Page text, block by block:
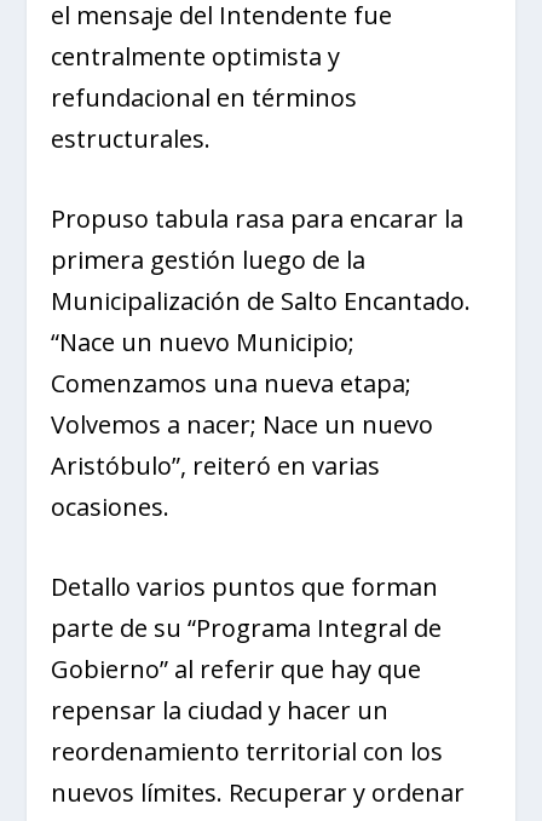
el mensaje del Intendente fue
centralmente optimista y
refundacional en términos
estructurales.
Propuso tabula rasa para encarar la
primera gestión luego de la
Municipalización de Salto Encantado.
“Nace un nuevo Municipio;
Comenzamos una nueva etapa;
Volvemos a nacer; Nace un nuevo
Aristóbulo”, reiteró en varias
ocasiones.
Detallo varios puntos que forman
parte de su “Programa Integral de
Gobierno” al referir que hay que
repensar la ciudad y hacer un
reordenamiento territorial con los
nuevos límites. Recuperar y ordenar